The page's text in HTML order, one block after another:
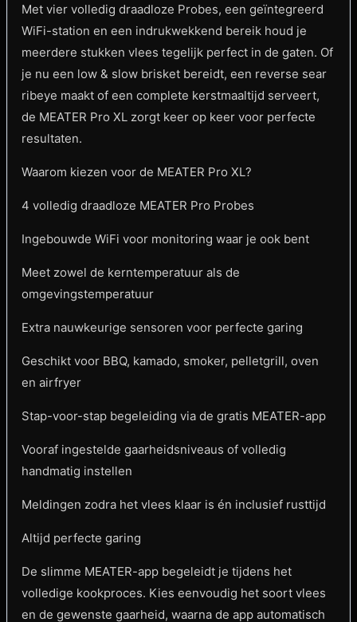
Met vier volledig draadloze Probes, een geïntegreerd
WiFi-station en een indrukwekkend bereik houd je
meerdere stukken vlees tegelijk perfect in de gaten. Of
je nu een low & slow brisket bereidt, een reverse sear
ribeye maakt of een complete kerstmaaltijd serveert,
de MEATER Pro XL zorgt keer op keer voor perfecte
resultaten.
Waarom kiezen voor de MEATER Pro XL?
4 volledig draadloze MEATER Pro Probes
Ingebouwde WiFi voor monitoring waar je ook bent
Meet zowel de kerntemperatuur als de
omgevingstemperatuur
Extra nauwkeurige sensoren voor perfecte garing
Geschikt voor BBQ, kamado, smoker, pelletgrill, oven
en airfryer
Stap-voor-stap begeleiding via de gratis MEATER-app
Vooraf ingestelde gaarheidsniveaus of volledig
handmatig instellen
Meldingen zodra het vlees klaar is én inclusief rusttijd
Altijd perfecte garing
De slimme MEATER-app begeleidt je tijdens het
volledige kookproces. Kies eenvoudig het soort vlees
en de gewenste gaarheid, waarna de app automatisch